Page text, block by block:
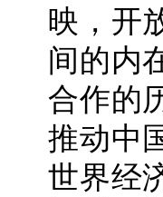
映，开
间的内
合作的
推动中
世界经